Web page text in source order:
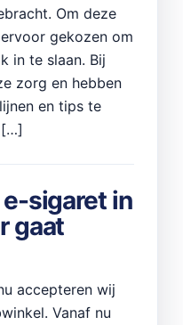
Om deze
gekozen om
in te slaan. Bij
zorg en hebben
en tips te
[…]
sigaret in
gaat
accepteren wij
Vanaf nu